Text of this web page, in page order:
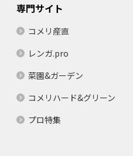
専門サイト
コメリ産直
レンガ.pro
菜園&ガーデン
コメリハード&グリーン
プロ特集